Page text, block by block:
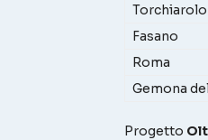
Torchiarolo
Fasano
Roma
Gemona
Progetto